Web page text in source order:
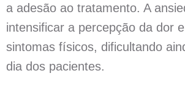
a adesão ao tratamento. A
intensificar a percepção da dor
sintomas físicos, dificultando
dia dos pacientes.